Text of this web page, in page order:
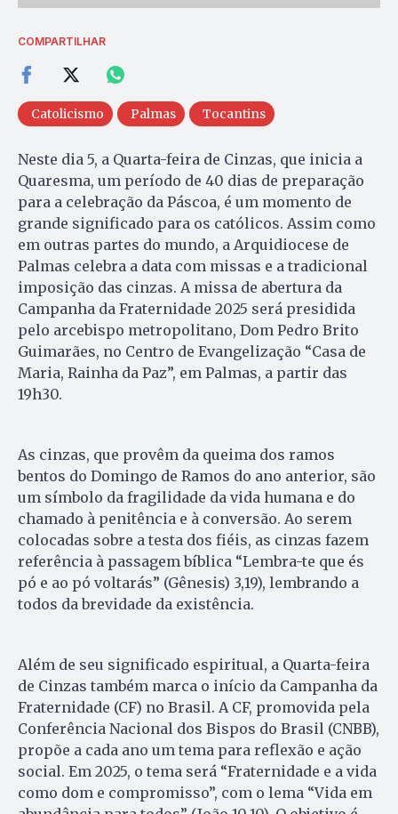
COMPARTILHAR
Catolicismo Palmas Tocantins
Neste dia 5, a Quarta-feira de Cinzas, que inicia a
Quaresma, um período de 40 dias de preparação
para a celebração da Páscoa, é um momento de
grande significado para os católicos. Assim como
em outras partes do mundo, a Arquidiocese de
Palmas celebra a data com missas e a tradicional
imposição das cinzas. A missa de abertura da
Campanha da Fraternidade 2025 será presidida
pelo arcebispo metropolitano, Dom Pedro Brito
Guimarães, no Centro de Evangelização “Casa de
Maria, Rainha da Paz”, em Palmas, a partir das
19h30.
As cinzas, que provêm da queima dos ramos
bentos do Domingo de Ramos do ano anterior, são
um símbolo da fragilidade da vida humana e do
chamado à penitência e à conversão. Ao serem
colocadas sobre a testa dos fiéis, as cinzas fazem
referência à passagem bíblica “Lembra-te que és
pó e ao pó voltarás” (Gênesis) 3,19), lembrando a
todos da brevidade da existência.
Além de seu significado espiritual, a Quarta-feira
de Cinzas também marca o início da Campanha da
Fraternidade (CF) no Brasil. A CF, promovida pela
Conferência Nacional dos Bispos do Brasil (CNBB),
propõe a cada ano um tema para reflexão e ação
social. Em 2025, o tema será “Fraternidade e a vida
como dom e compromisso”, com o lema “Vida em